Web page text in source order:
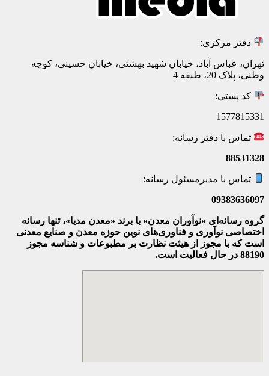
دفتر مرکزی:
تهران، عباس آباد، خیابان شهید بهشتی، خیابان حسینی، کوچه
وطنی، پلاک 20، طبقه 4
کد پستی:
1577815331
تماس با دفتر رسانه:
88531328
تماس با مدیرمسئول رسانه:
09383636097
گروه رسانه‌ای «نوآوران معدن» با برند «معدن مدیا»، تنها رسانه
اختصاصی نوآوری و فناوری‌های نوین حوزه معدن و صنایع معدنی‌
است که با مجوز از هیئت نظارت بر مطبوعات و شناسه مجوز
88190 در حال فعالیت است.